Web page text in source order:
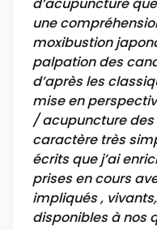
une
moxibustion
palpation des
d’après les
mise en
/ acupuncture des
caractère très
écrits que j’ai
prises en cours
impliqués ,
disponibles à nos